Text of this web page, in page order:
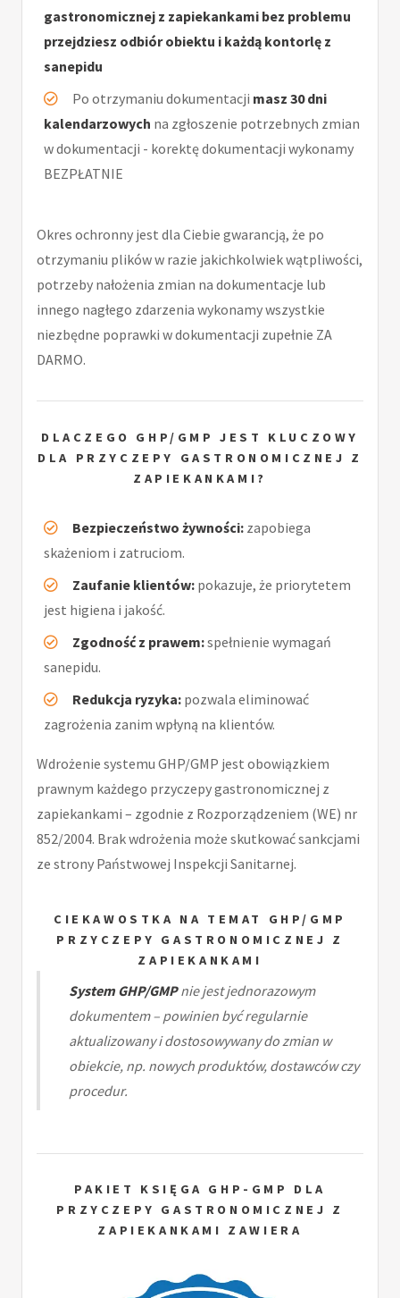
gastronomicznej z zapiekankami bez problemu
przejdziesz odbiór obiektu i każdą kontorlę z
sanepidu
Po otrzymaniu dokumentacji masz 30 dni
kalendarzowych na zgłoszenie potrzebnych zmian
w dokumentacji - korektę dokumentacji wykonamy
BEZPŁATNIE
Okres ochronny jest dla Ciebie gwarancją, że po
otrzymaniu plików w razie jakichkolwiek wątpliwości,
potrzeby nałożenia zmian na dokumentacje lub
innego nagłego zdarzenia wykonamy wszystkie
niezbędne poprawki w dokumentacji zupełnie ZA
DARMO.
DLACZEGO GHP/GMP JEST KLUCZOWY
DLA PRZYCZEPY GASTRONOMICZNEJ Z
ZAPIEKANKAMI?
Bezpieczeństwo żywności: zapobiega
skażeniom i zatruciom.
Zaufanie klientów: pokazuje, że priorytetem
jest higiena i jakość.
Zgodność z prawem:spełnienie wymagań
sanepidu.
Redukcja ryzyka: pozwala eliminować
zagrożenia zanim wpłyną na klientów.
Wdrożenie systemu GHP/GMP jest obowiązkiem
prawnym każdego przyczepy gastronomicznej z
zapiekankami – zgodnie z Rozporządzeniem (WE) nr
852/2004. Brak wdrożenia może skutkować sankcjami
ze strony Państwowej Inspekcji Sanitarnej.
CIEKAWOSTKA NA TEMAT GHP/GMP
PRZYCZEPY GASTRONOMICZNEJ Z
ZAPIEKANKAMI
System GHP/GMPnie jest jednorazowym
dokumentem – powinien być regularnie
aktualizowany i dostosowywany do zmian w
obiekcie, np. nowych produktów, dostawców czy
procedur.
PAKIET KSIĘGA GHP-GMP DLA
PRZYCZEPY GASTRONOMICZNEJ Z
ZAPIEKANKAMI ZAWIERA